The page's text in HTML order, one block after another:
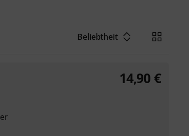
Beliebtheit
14,90 €